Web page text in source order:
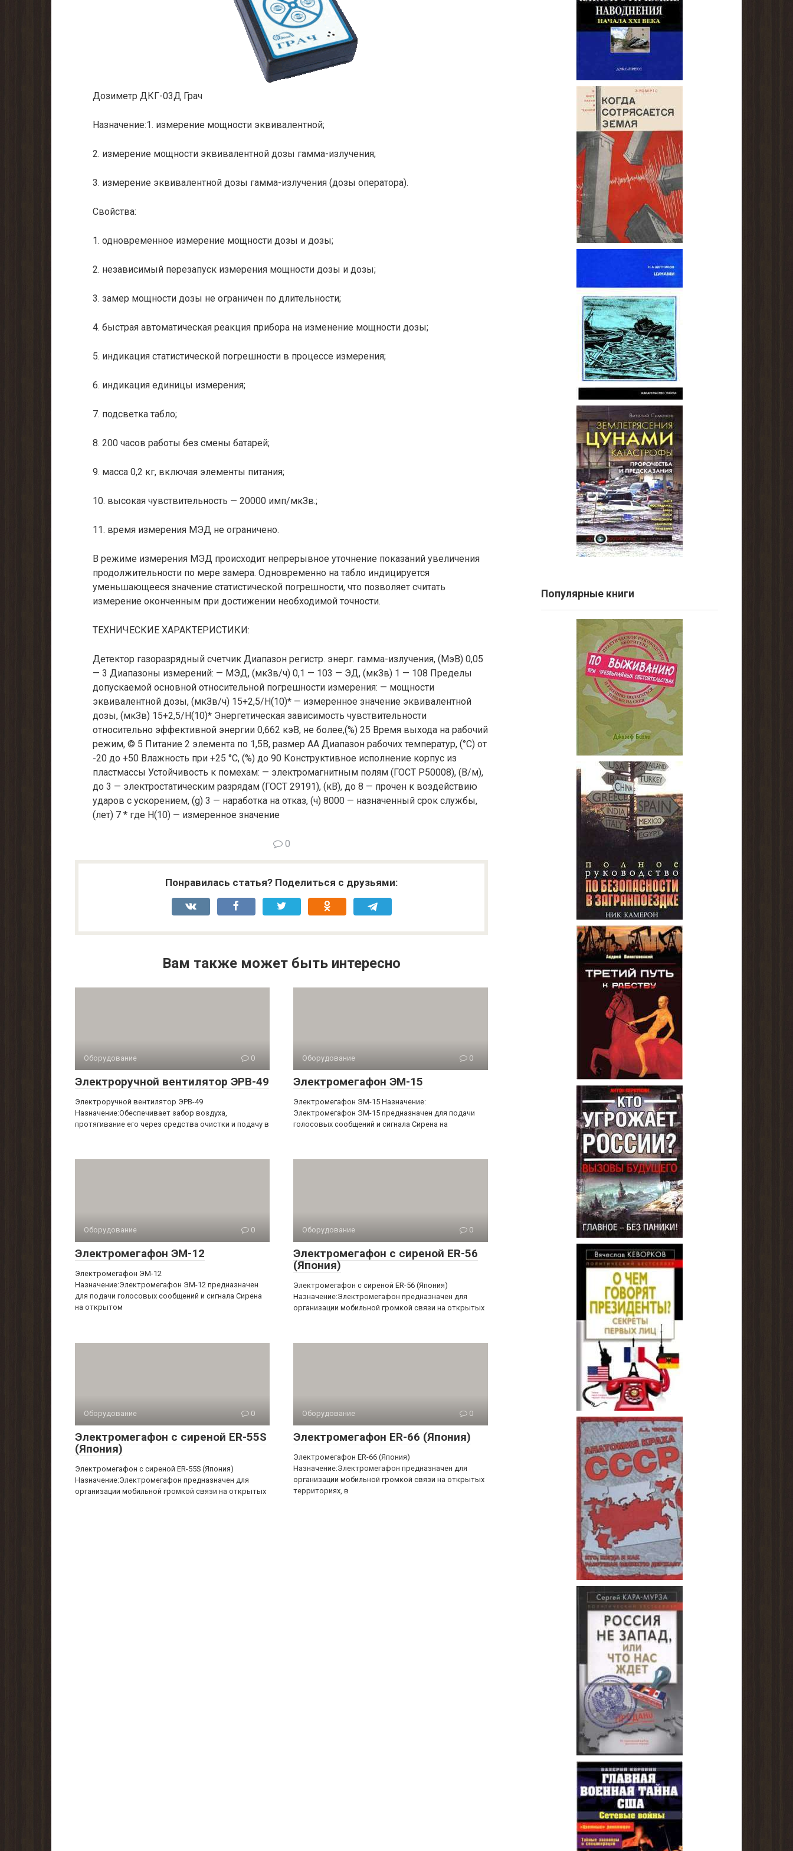
Дозиметр ДКГ-03Д Грач
Назначение:1. измерение мощности эквивалентной;
2. измерение мощности эквивалентной дозы гамма-излучения;
3. измерение эквивалентной дозы гамма-излучения (дозы оператора).
Свойства:
1. одновременное измерение мощности дозы и дозы;
2. независимый перезапуск измерения мощности дозы и дозы;
3. замер мощности дозы не ограничен по длительности;
4. быстрая автоматическая реакция прибора на изменение мощности дозы;
5. индикация статистической погрешности в процессе измерения;
6. индикация единицы измерения;
7. подсветка табло;
8. 200 часов работы без смены батарей;
9. масса 0,2 кг, включая элементы питания;
10. высокая чувствительность — 20000 имп/мкЗв.;
11. время измерения МЭД не ограничено.
В режиме измерения МЭД происходит непрерывное уточнение показаний увеличения
продолжительности по мере замера. Одновременно на табло индицируется
уменьшающееся значение статистической погрешности, что позволяет считать
измерение оконченным при достижении необходимой точности.
ТЕХНИЧЕСКИЕ ХАРАКТЕРИСТИКИ:
Детектор газоразрядный счетчик Диапазон регистр. энерг. гамма-излучения, (МэВ) 0,05
— 3 Диапазоны измерений: — МЭД, (мкЗв/ч) 0,1 — 103 — ЭД, (мкЗв) 1 — 108 Пределы
допускаемой основной относительной погрешности измерения: — мощности
эквивалентной дозы, (мкЗв/ч) 15+2,5/Н(10)* — измеренное значение эквивалентной
дозы, (мкЗв) 15+2,5/Н(10)* Энергетическая зависимость чувствительности
относительно эффективной энергии 0,662 кэВ, не более,(%) 25 Время выхода на рабочий
режим, © 5 Питание 2 элемента по 1,5В, размер АА Диапазон рабочих температур, (°С) от
-20 до +50 Влажность при +25 °С, (%) до 90 Конструктивное исполнение корпус из
пластмассы Устойчивость к помехам: — электромагнитным полям (ГОСТ Р50008), (В/м),
до 3 — электростатическим разрядам (ГОСТ 29191), (кВ), до 8 — прочен к воздействию
ударов с ускорением, (g) 3 — наработка на отказ, (ч) 8000 — назначенный срок службы,
(лет) 7 * где Н(10) — измеренное значение
0
Понравилась статья? Поделиться с друзьями:
Вам также может быть интересно
Оборудование 0
Электроручной вентилятор ЭРВ-49
Электроручной вентилятор ЭРВ-49
Назначение:Обеспечивает забор воздуха,
протягивание его через средства очистки и подачу в
Оборудование 0
Электромегафон ЭМ-15
Электромегафон ЭМ-15 Назначение:
Электромегафон ЭМ-15 предназначен для подачи
голосовых сообщений и сигнала Сирена на
Оборудование 0
Электромегафон ЭМ-12
Электромегафон ЭМ-12
Назначение:Электромегафон ЭМ-12 предназначен
для подачи голосовых сообщений и сигнала Сирена
на открытом
Оборудование 0
Электромегафон с сиреной ER-56
(Япония)
Электромегафон с сиреной ER-56 (Япония)
Назначение:Электромегафон предназначен для
организации мобильной громкой связи на открытых
Оборудование 0
Электромегафон с сиреной ER-55S
(Япония)
Электромегафон с сиреной ER-55S (Япония)
Назначение:Электромегафон предназначен для
организации мобильной громкой связи на открытых
Оборудование 0
Электромегафон ER-66 (Япония)
Электромегафон ER-66 (Япония)
Назначение:Электромегафон предназначен для
организации мобильной громкой связи на открытых
территориях, в
Популярные книги